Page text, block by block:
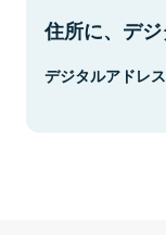
住所に、デジ
デジタルアドレ